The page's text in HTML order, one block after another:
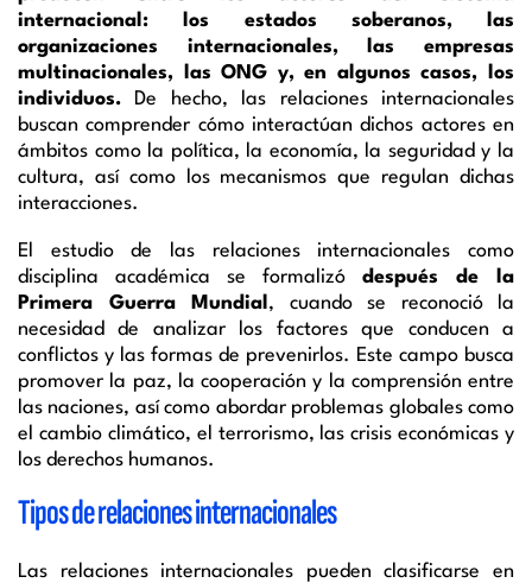
internacional: los estados soberanos, las
organizaciones internacionales, las empresas
multinacionales, las ONG y, en algunos casos, los
individuos. De hecho, las relaciones internacionales
buscan comprender cómo interactúan dichos actores en
ámbitos como la política, la economía, la seguridad y la
cultura, así como los mecanismos que regulan dichas
interacciones.
El estudio de las relaciones internacionales como
disciplina académica se formalizó después de la
Primera Guerra Mundial , cuando se reconoció la
necesidad de analizar los factores que conducen a
conflictos y las formas de prevenirlos. Este campo busca
promover la paz, la cooperación y la comprensión entre
las naciones, así como abordar problemas globales como
el cambio climático, el terrorismo, las crisis económicas y
los derechos humanos.
Tipos de relaciones internacionales
Las relaciones internacionales pueden clasificarse en